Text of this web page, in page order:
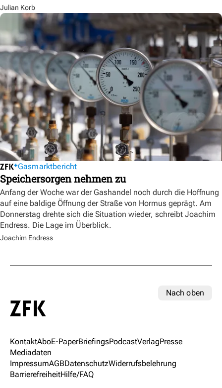
Julian Korb
Gasmarktbericht
Speichersorgen nehmen zu
Anfang der Woche war der Gashandel noch durch die Hoffnung
auf eine baldige Öffnung der Straße von Hormus geprägt. Am
Donnerstag drehte sich die Situation wieder, schreibt Joachim
Endress. Die Lage im Überblick.
Joachim Endress
Nach oben
KontaktAboE-PaperBriefingsPodcastVerlagPresse
Mediadaten
ImpressumAGBDatenschutzWiderrufsbelehrung
BarrierefreiheitHilfe/FAQ